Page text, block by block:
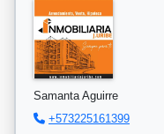
Samanta Aguirre
+573225161399